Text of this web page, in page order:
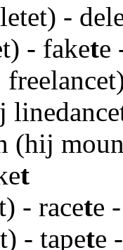
-
- fakete
(hij
t
- racete
- tapete